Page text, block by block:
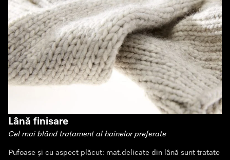
Lână finisare
Cel mai blând tratament al hainelor preferate
Pufoase și cu aspect plăcut: mat.delicate din lână sunt tratate